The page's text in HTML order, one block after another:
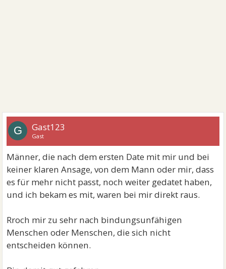
G Gast123
Gast
Männer, die nach dem ersten Date mit mir und bei
keiner klaren Ansage, von dem Mann oder mir, dass
es für mehr nicht passt, noch weiter gedatet haben,
und ich bekam es mit, waren bei mir direkt raus.
Rroch mir zu sehr nach bindungsunfähigen
Menschen oder Menschen, die sich nicht
entscheiden können.